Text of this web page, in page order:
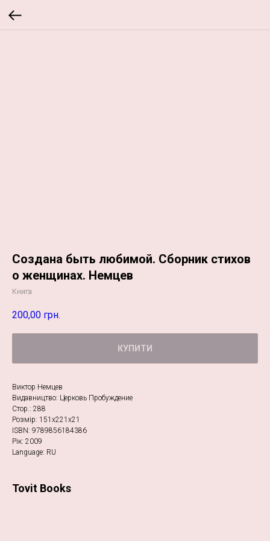
Создана быть любимой. Сборник стихов
о женщинах. Немцев
Книга
200,00 грн.
КУПИТИ
Виктор Немцев
Видавництво: Церковь Пробуждение
Стор.: 288
Розмір: 151х221х21
ISBN: 9789856184386
Рік: 2009
Language: RU
Tovit Books